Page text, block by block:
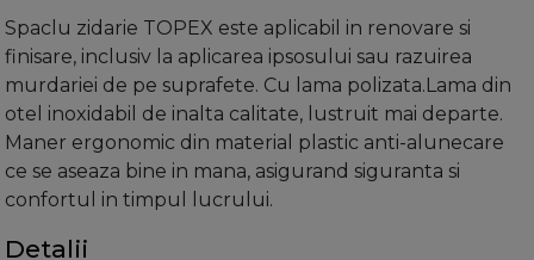
Spaclu zidarie TOPEX este aplicabil in renovare si
finisare, inclusiv la aplicarea ipsosului sau razuirea
murdariei de pe suprafete. Cu lama polizata.Lama din
otel inoxidabil de inalta calitate, lustruit mai departe.
Maner ergonomic din material plastic anti-alunecare
ce se aseaza bine in mana, asigurand siguranta si
confortul in timpul lucrului.
Detalii